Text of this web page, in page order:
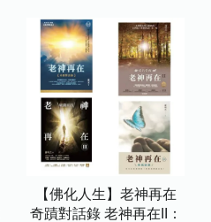
【佛化人生】老神再在
奇蹟對話錄 老神再在II：